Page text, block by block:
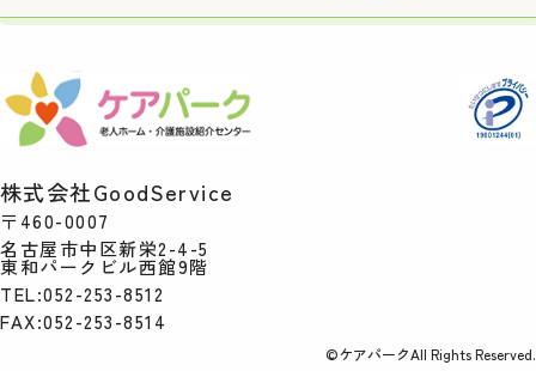
株式会社GoodService
〒460-0007
名古屋市中区新栄2-4-5
東和パークビル西館9階
TEL:052-253-8512
FAX:052-253-8514
©ケアパークAll Rights Reserved.